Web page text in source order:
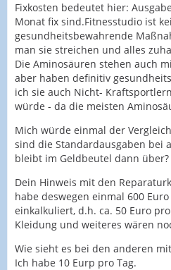
Fixkosten bedeutet hier:
Monat fix sind.Fitnesstudio ist
gesundheitsbewahrende
man sie streichen und alles
Die Aminosäuren stehen auch
aber haben definitiv
ich sie auch Nicht-
würde - da die meisten
Mich würde einmal der
sind die Standardausgaben bei
bleibt im Geldbeutel dann über?
Dein Hinweis mit den
habe deswegen einmal 600
einkalkuliert, d.h. ca. 50 Euro
Kleidung und weiteres wären
Wie sieht es bei den anderen
Ich habe 10 Eurp pro Tag.